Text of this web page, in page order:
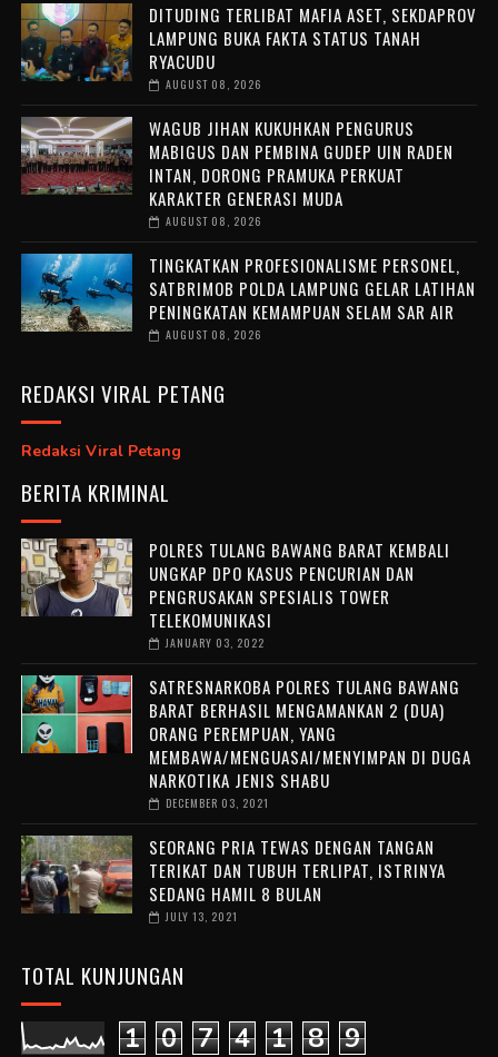
DITUDING TERLIBAT MAFIA ASET, SEKDAPROV
LAMPUNG BUKA FAKTA STATUS TANAH
RYACUDU
AUGUST 08, 2026
WAGUB JIHAN KUKUHKAN PENGURUS
MABIGUS DAN PEMBINA GUDEP UIN RADEN
INTAN, DORONG PRAMUKA PERKUAT
KARAKTER GENERASI MUDA
AUGUST 08, 2026
TINGKATKAN PROFESIONALISME PERSONEL,
SATBRIMOB POLDA LAMPUNG GELAR LATIHAN
PENINGKATAN KEMAMPUAN SELAM SAR AIR
AUGUST 08, 2026
REDAKSI VIRAL PETANG
Redaksi Viral Petang
BERITA KRIMINAL
POLRES TULANG BAWANG BARAT KEMBALI
UNGKAP DPO KASUS PENCURIAN DAN
PENGRUSAKAN SPESIALIS TOWER
TELEKOMUNIKASI
JANUARY 03, 2022
SATRESNARKOBA POLRES TULANG BAWANG
BARAT BERHASIL MENGAMANKAN 2 (DUA)
ORANG PEREMPUAN, YANG
MEMBAWA/MENGUASAI/MENYIMPAN DI DUGA
NARKOTIKA JENIS SHABU
DECEMBER 03, 2021
SEORANG PRIA TEWAS DENGAN TANGAN
TERIKAT DAN TUBUH TERLIPAT, ISTRINYA
SEDANG HAMIL 8 BULAN
JULY 13, 2021
TOTAL KUNJUNGAN
1 0 7 4 1 8 9